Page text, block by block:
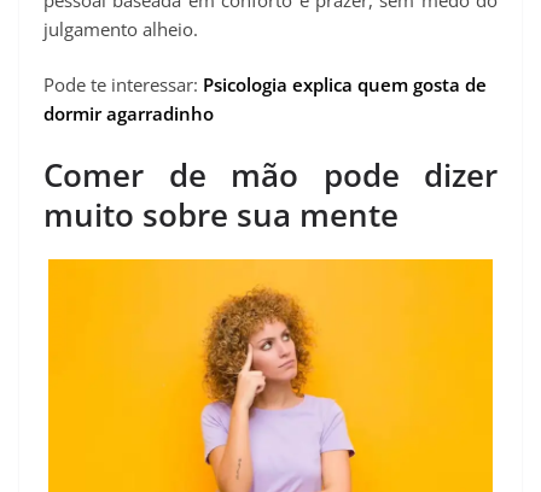
julgamento alheio.
Pode te interessar: Psicologia explica quem gosta de
dormir agarradinho
Comer de mão pode dizer
muito sobre sua mente